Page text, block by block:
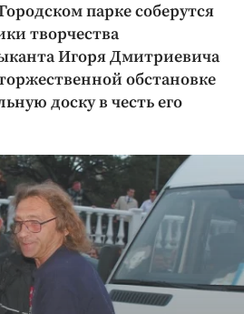
и ЖКХ
парке соберутся
творчества
Игоря Дмитриевича
обстановке
доску в честь его